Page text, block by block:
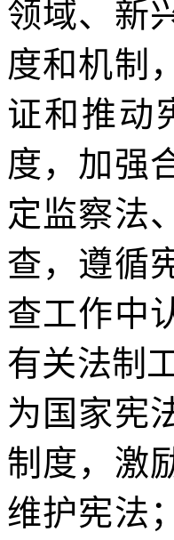
领域、新
度和机制
证和推动
度，加强
定监察法
查，遵循
查工作中
有关法制
为国家宪
制度，激
维护宪法